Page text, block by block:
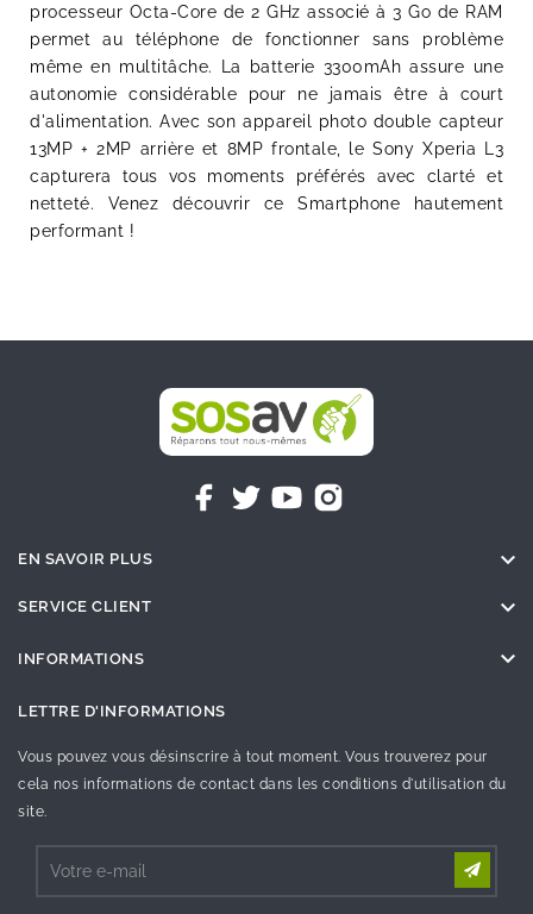
processeur Octa-Core de 2 GHz associé à 3 Go de RAM
permet au téléphone de fonctionner sans problème
même en multitâche. La batterie 3300mAh assure une
autonomie considérable pour ne jamais être à court
d'alimentation. Avec son appareil photo double capteur
13MP + 2MP arrière et 8MP frontale, le Sony Xperia L3
capturera tous vos moments préférés avec clarté et
netteté. Venez découvrir ce Smartphone hautement
performant !
EN SAVOIR PLUS 
SERVICE CLIENT 
INFORMATIONS 
LETTRE D'INFORMATIONS
Vous pouvez vous désinscrire à tout moment. Vous trouverez pour
cela nos informations de contact dans les conditions d'utilisation du
site.